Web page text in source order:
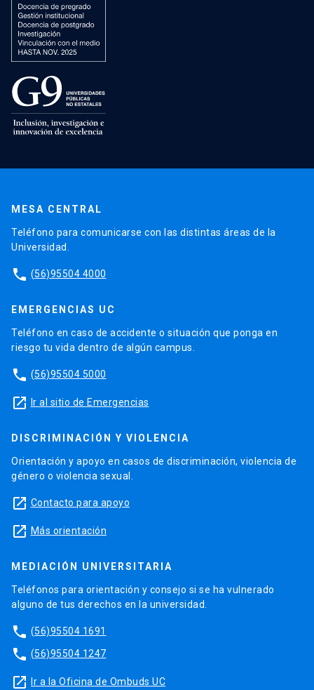
MESA CENTRAL
Teléfono para comunicarse con las distintas áreas de la
Universidad.
phone (56)95504 4000
EMERGENCIAS UC
Teléfono en caso de accidente o situación que ponga en
riesgo tu vida dentro de algún campus.
phone (56)95504 5000
launch Ir al sitio de Emergencias
DISCRIMINACIÓN Y VIOLENCIA
Orientación y apoyo en casos de discriminación, violencia de
género o violencia sexual.
launch Contacto para apoyo
launch Más orientación
MEDIACIÓN UNIVERSITARIA
Teléfonos para orientación y consejo si se ha vulnerado
alguno de tus derechos en la universidad.
phone (56)95504 1691
phone (56)95504 1247
launch Ir a la Oficina de Ombuds UC